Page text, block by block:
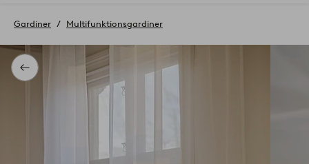
til
Tilbage
Gardiner Multifunktionsgardiner